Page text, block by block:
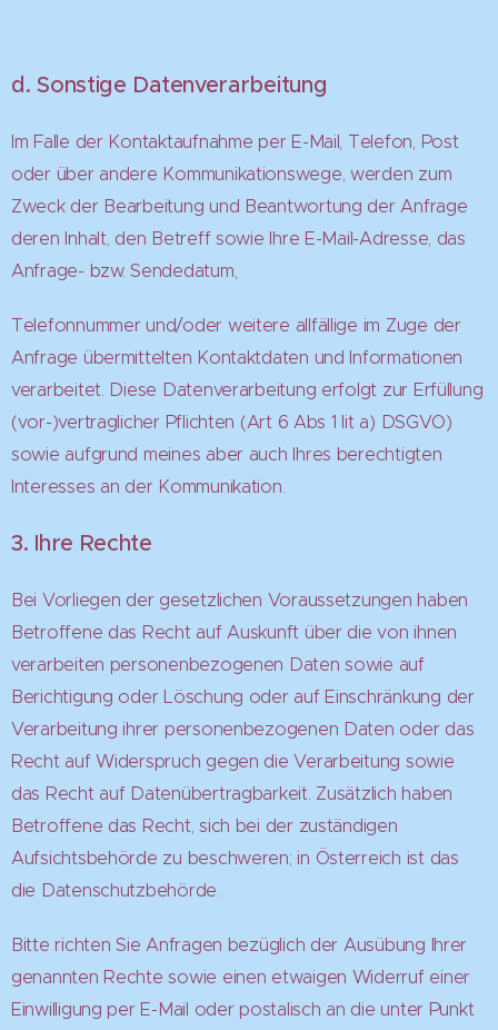
d. Sonstige Datenverarbeitung
Im Falle der Kontaktaufnahme per E-Mail, Telefon, Post
oder über andere Kommunikationswege, werden zum
Zweck der Bearbeitung und Beantwortung der Anfrage
deren Inhalt, den Betreff sowie Ihre E-Mail-Adresse, das
Anfrage- bzw. Sendedatum,
Telefonnummer und/oder weitere allfällige im Zuge der
Anfrage übermittelten Kontaktdaten und Informationen
verarbeitet. Diese Datenverarbeitung erfolgt zur Erfüllung
(vor-)vertraglicher Pflichten (Art 6 Abs 1 lit a) DSGVO)
sowie aufgrund meines aber auch Ihres berechtigten
Interesses an der Kommunikation.
3. Ihre Rechte
Bei Vorliegen der gesetzlichen Voraussetzungen haben
Betroffene das Recht auf Auskunft über die von ihnen
verarbeiten personenbezogenen Daten sowie auf
Berichtigung oder Löschung oder auf Einschränkung der
Verarbeitung ihrer personenbezogenen Daten oder das
Recht auf Widerspruch gegen die Verarbeitung sowie
das Recht auf Datenübertragbarkeit. Zusätzlich haben
Betroffene das Recht, sich bei der zuständigen
Aufsichtsbehörde zu beschweren; in Österreich ist das
die Datenschutzbehörde.
Bitte richten Sie Anfragen bezüglich der Ausübung Ihrer
genannten Rechte sowie einen etwaigen Widerruf einer
Einwilligung per E-Mail oder postalisch an die unter Punkt